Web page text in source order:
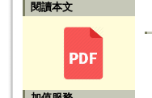
閱讀本文